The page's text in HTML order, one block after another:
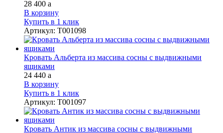
28 400 a
В корзину
Купить в 1 клик
Артикул: Т001098
Кровать Альберта из массива сосны с выдвижными
ящиками
24 440 a
В корзину
Купить в 1 клик
Артикул: Т001097
Кровать Антик из массива сосны с выдвижными